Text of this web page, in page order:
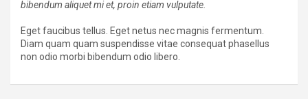
bibendum aliquet mi et, proin etiam vulputate.
Eget faucibus tellus. Eget netus nec magnis fermentum.
Diam quam quam suspendisse vitae consequat phasellus
non odio morbi bibendum odio libero.